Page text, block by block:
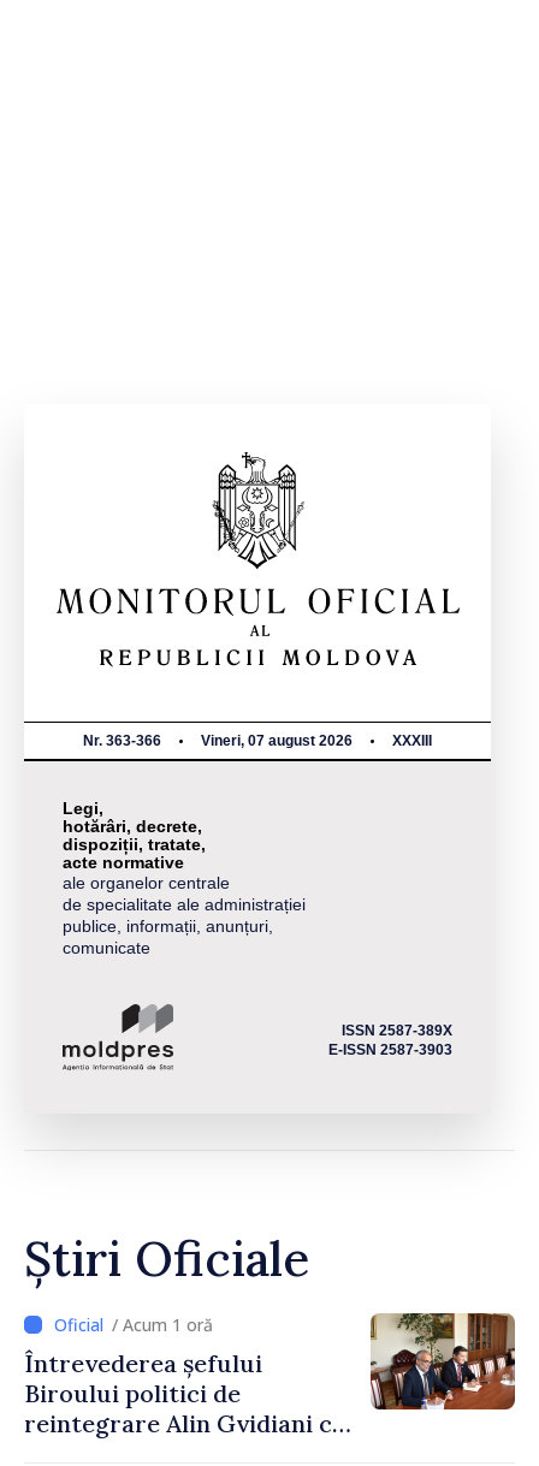
Nr. 363-366 Vineri, 07 august 2026 XXXIII
Legi,
hotărâri, decrete,
dispoziții, tratate,
acte normative
ale organelor centrale
de specialitate ale administrației
publice, informații, anunțuri,
comunicate
ISSN 2587-389X
E-ISSN 2587-3903
Știri Oficiale
/ Acum 1 oră
Întrevederea șefului
Biroului politici de
reintegrare Alin Gvidiani cu